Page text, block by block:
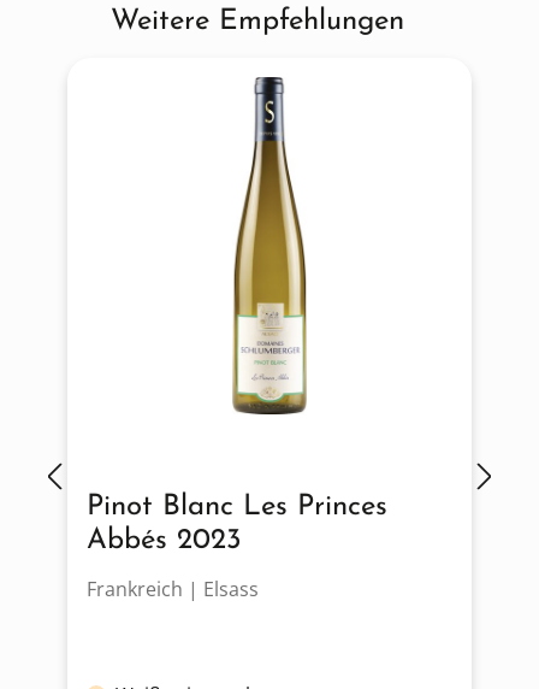
Produktgalerie überspringen
Weitere Empfehlungen
Pinot Blanc Les Princes
Abbés 2023
Frankreich | Elsass